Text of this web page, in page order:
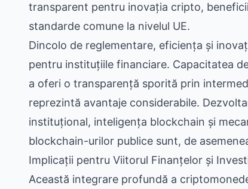
transparent pentru inovația cripto,
standarde comune la nivelul UE.
Dincolo de reglementare, eficiența și
pentru instituțiile financiare. Capacitatea
a oferi o transparență sporită prin
reprezintă avantaje considerabile.
instituțional, inteligența blockchain și
blockchain-urilor publice sunt, de
Implicații pentru Viitorul Finanțelor și
Această integrare profundă a